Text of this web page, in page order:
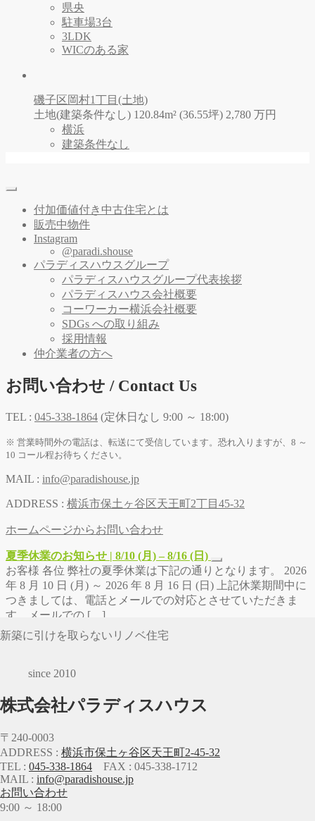
県央
駐車場3台
3LDK
WICのある家
磯子区岡村1丁目(土地)
土地(建築条件なし) 120.84m² (36.55坪) 2,780 万円
横浜
建築条件なし
新築に引けを取らないリノベ住宅
since 2010
株式会社パラディスハウス
〒240-0003
ADDRESS : 横浜市保土ヶ谷区天王町2-45-32
TEL : 045-338-1864 FAX : 045-338-1712
MAIL : info@paradishouse.jp
お問い合わせ
9:00 ～ 18:00
付加価値付き中古住宅とは
販売中物件
Instagram
@paradi.shouse
パラディスハウスグループ
パラディスハウスグループ代表挨拶
パラディスハウス会社概要
コーワーカー横浜会社概要
SDGs への取り組み
採用情報
仲介業者の方へ
お問い合わせ / Contact Us
TEL : 045-338-1864 (定休日なし 9:00 ～ 18:00)
※ 営業時間外の電話は、転送にて受信しています。恐れ入りますが、8 ～
10 コール程お待ちください。
MAIL : info@paradishouse.jp
ADDRESS : 横浜市保土ヶ谷区天王町2丁目45-32
ホームページからお問い合わせ
夏季休業のお知らせ | 8/10 (月) – 8/16 (日)
お客様 各位 弊社の夏季休業は下記の通りとなります。 2026
年 8 月 10 日 (月) ～ 2026 年 8 月 16 日 (日) 上記休業期間中に
つきましては、電話とメールでの対応とさせていただきま
す。メールでの […]